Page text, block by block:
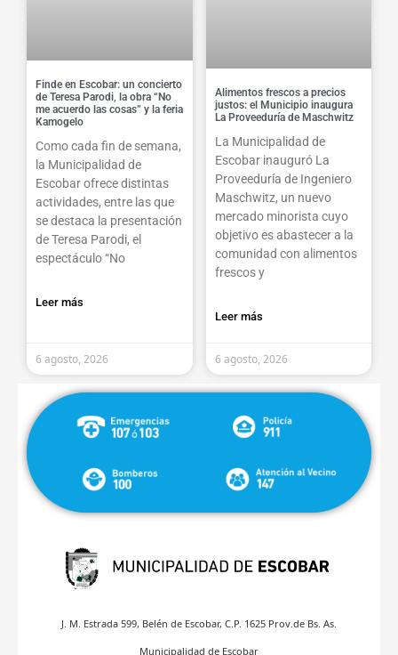
Finde en Escobar: un concierto
de Teresa Parodi, la obra “No
me acuerdo las cosas” y la feria
Kamogelo
Como cada fin de semana,
la Municipalidad de
Escobar ofrece distintas
actividades, entre las que
se destaca la presentación
de Teresa Parodi, el
espectáculo “No
Leer más
6 agosto, 2026
Alimentos frescos a precios
justos: el Municipio inaugura
La Proveeduría de Maschwitz
La Municipalidad de
Escobar inauguró La
Proveeduría de Ingeniero
Maschwitz, un nuevo
mercado minorista cuyo
objetivo es abastecer a la
comunidad con alimentos
frescos y
Leer más
6 agosto, 2026
J. M. Estrada 599, Belén de Escobar, C.P. 1625 Prov.de Bs. As.
Municipalidad de Escobar